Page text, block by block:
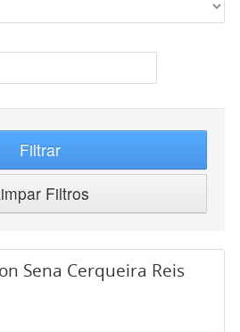
Filtrar
Filtros
Sena Cerqueira Reis